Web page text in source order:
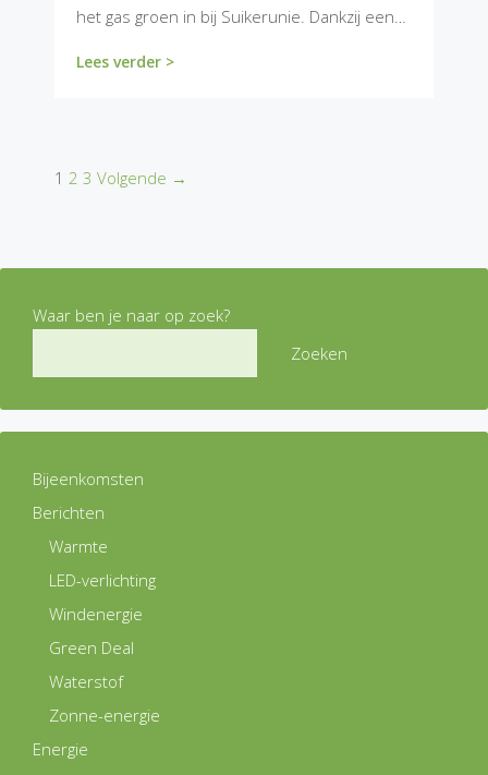
het gas groen in bij Suikerunie. Dankzij een…
Lees verder >
1 2 3 Volgende →
Waar ben je naar op zoek?
Zoeken
Bijeenkomsten
Berichten
Warmte
LED-verlichting
Windenergie
Green Deal
Waterstof
Zonne-energie
Energie